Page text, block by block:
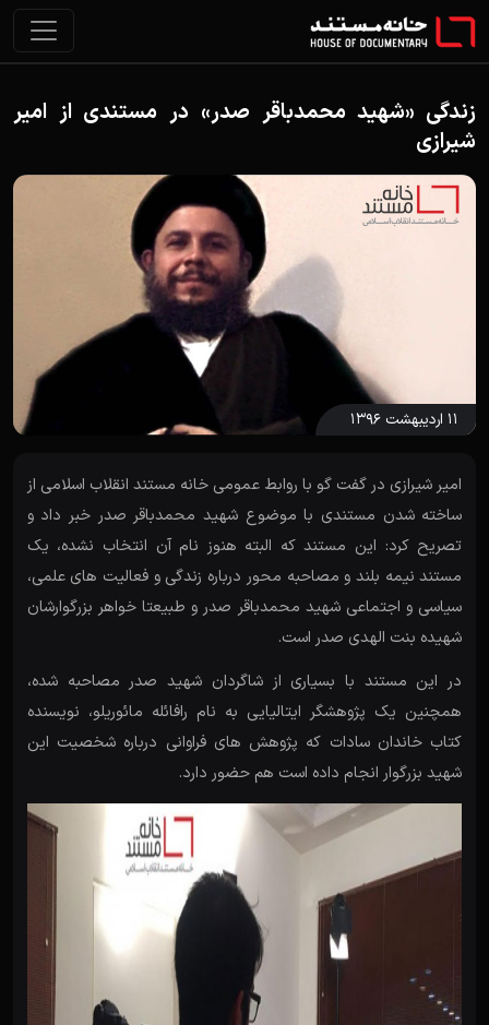
زندگی «شهید محمدباقر صدر» در مستندی از امیر
شیرازی
۱۱ اردیبهشت ۱۳۹۶
امیر شیرازی در گفت گو با روابط عمومی خانه مستند انقلاب اسلامی از
ساخته شدن مستندی با موضوع شهید محمدباقر صدر خبر داد و
تصریح کرد: این مستند که البته هنوز نام آن انتخاب نشده، یک
مستند نیمه بلند و مصاحبه محور درباره زندگی و فعالیت های علمی،
سیاسی و اجتماعی شهید محمدباقر صدر و طبیعتا خواهر بزرگوارشان
شهیده بنت الهدی صدر است.
در این مستند با بسیاری از شاگردان شهید صدر مصاحبه شده،
همچنین یک پژوهشگر ایتالیایی به نام رافائله مائوریلو، نویسنده
کتاب خاندان سادات که پژوهش های فراوانی درباره شخصیت این
شهید بزرگوار انجام داده است هم حضور دارد.